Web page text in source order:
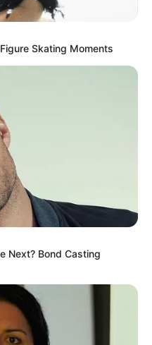
AL LLANO
DE MEDELLÍN
DE AGUA
Skating Moments
Next? Bond Casting